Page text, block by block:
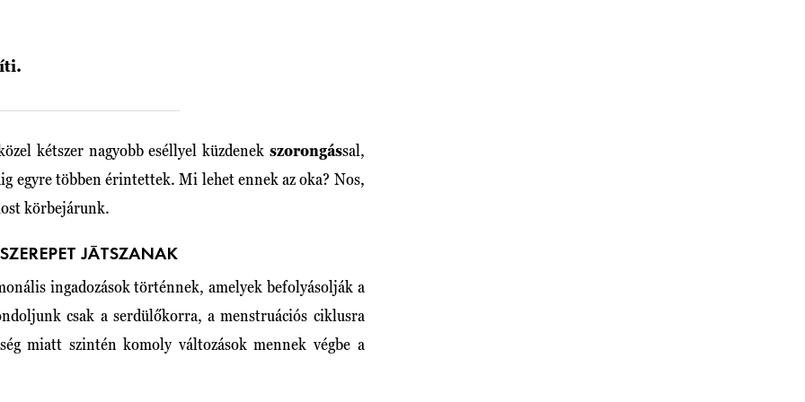
kétszer nagyobb eséllyel küzdenek szorongással,
egyre többen érintettek. Mi lehet ennek az oka? Nos,
körbejárunk.
JÁTSZANAK
ingadozások történnek, amelyek befolyásolják a
csak a serdülőkorra, a menstruációs ciklusra
miatt szintén komoly változások mennek végbe a